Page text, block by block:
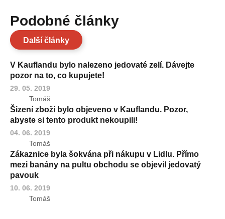
Podobné články
Další články
V Kauflandu bylo nalezeno jedovaté zelí. Dávejte
pozor na to, co kupujete!
29. 05. 2019
Tomáš
Šizení zboží bylo objeveno v Kauflandu. Pozor,
abyste si tento produkt nekoupili!
04. 06. 2019
Tomáš
Zákaznice byla šokvána při nákupu v Lidlu. Přímo
mezi banány na pultu obchodu se objevil jedovatý
pavouk
10. 06. 2019
Tomáš